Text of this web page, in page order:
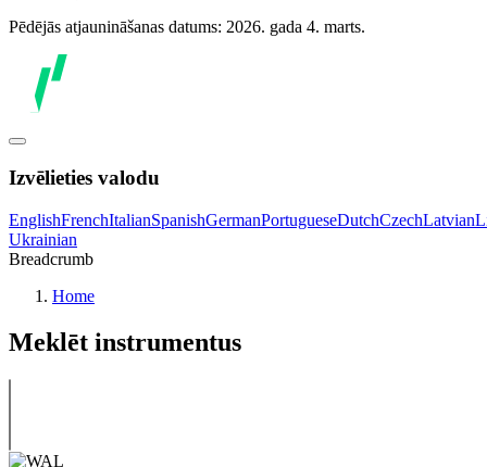
Pēdējās atjaunināšanas datums: 2026. gada 4. marts.
Izvēlieties valodu
EnglishFrenchItalianSpanishGermanPortugueseDutchCzechLatvian
Ukrainian
Breadcrumb
Home
Meklēt instrumentus